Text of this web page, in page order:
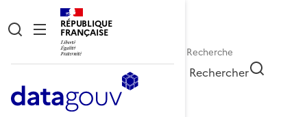
RÉPUBLIQUE
FRANÇAISE
Rechercher